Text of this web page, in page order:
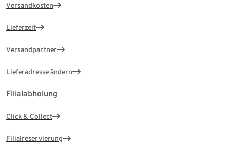
Versandkosten
Lieferzeit
Versandpartner
Lieferadresse ändern
Filialabholung
Click & Collect
Filialreservierung